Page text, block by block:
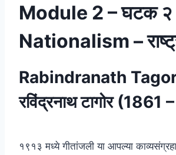
Module 2 – घटक २
Nationalism –
Rabindranath
रविंद्रनाथ टागोर (1861
१९१३ मध्ये गीतांजली या आपल्या